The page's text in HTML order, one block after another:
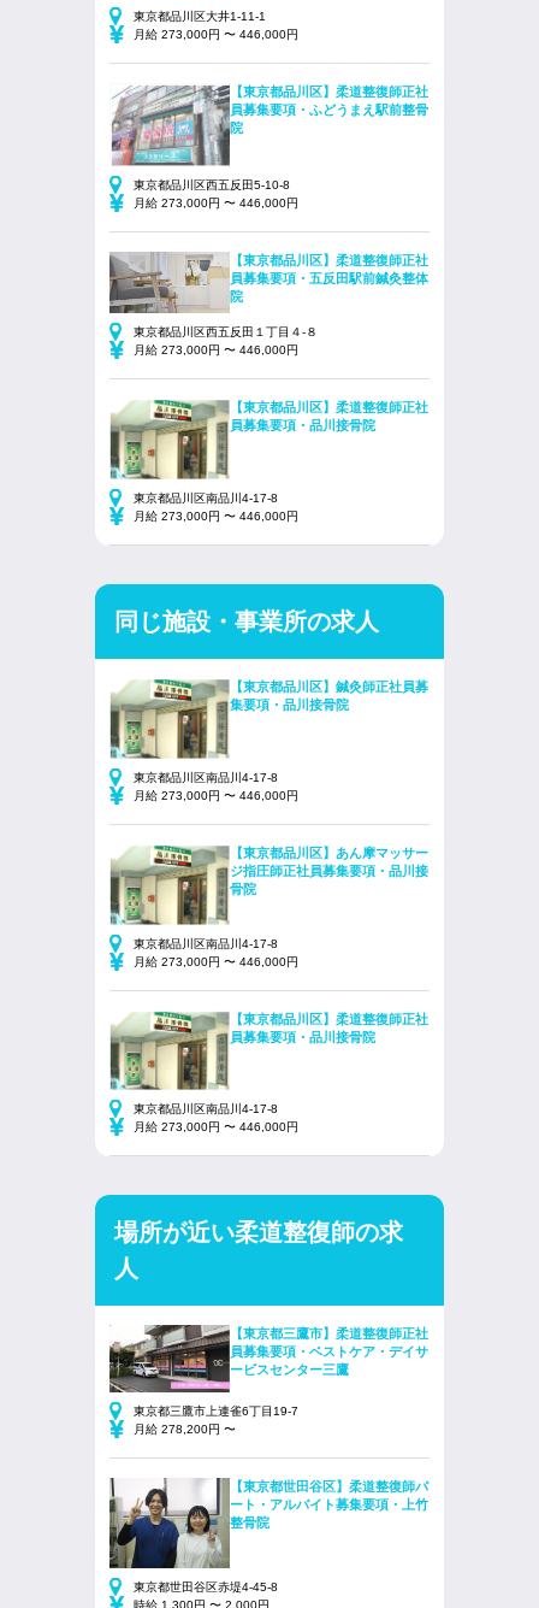
東京都品川区大井1-11-1
月給 273,000円 〜 446,000円
【東京都品川区】柔道整復師正社
員募集要項・ふどうまえ駅前整骨
院
東京都品川区西五反田5-10-8
月給 273,000円 〜 446,000円
【東京都品川区】柔道整復師正社
員募集要項・五反田駅前鍼灸整体
院
東京都品川区西五反田１丁目４-８
月給 273,000円 〜 446,000円
【東京都品川区】柔道整復師正社
員募集要項・品川接骨院
東京都品川区南品川4-17-8
月給 273,000円 〜 446,000円
同じ施設・事業所の求人
【東京都品川区】鍼灸師正社員募
集要項・品川接骨院
東京都品川区南品川4-17-8
月給 273,000円 〜 446,000円
【東京都品川区】あん摩マッサー
ジ指圧師正社員募集要項・品川接
骨院
東京都品川区南品川4-17-8
月給 273,000円 〜 446,000円
【東京都品川区】柔道整復師正社
員募集要項・品川接骨院
東京都品川区南品川4-17-8
月給 273,000円 〜 446,000円
場所が近い柔道整復師の求
人
【東京都三鷹市】柔道整復師正社
員募集要項・ベストケア・デイサ
ービスセンター三鷹
東京都三鷹市上連雀6丁目19-7
月給 278,200円 〜
【東京都世田谷区】柔道整復師パ
ート・アルバイト募集要項・上竹
整骨院
東京都世田谷区赤堤4-45-8